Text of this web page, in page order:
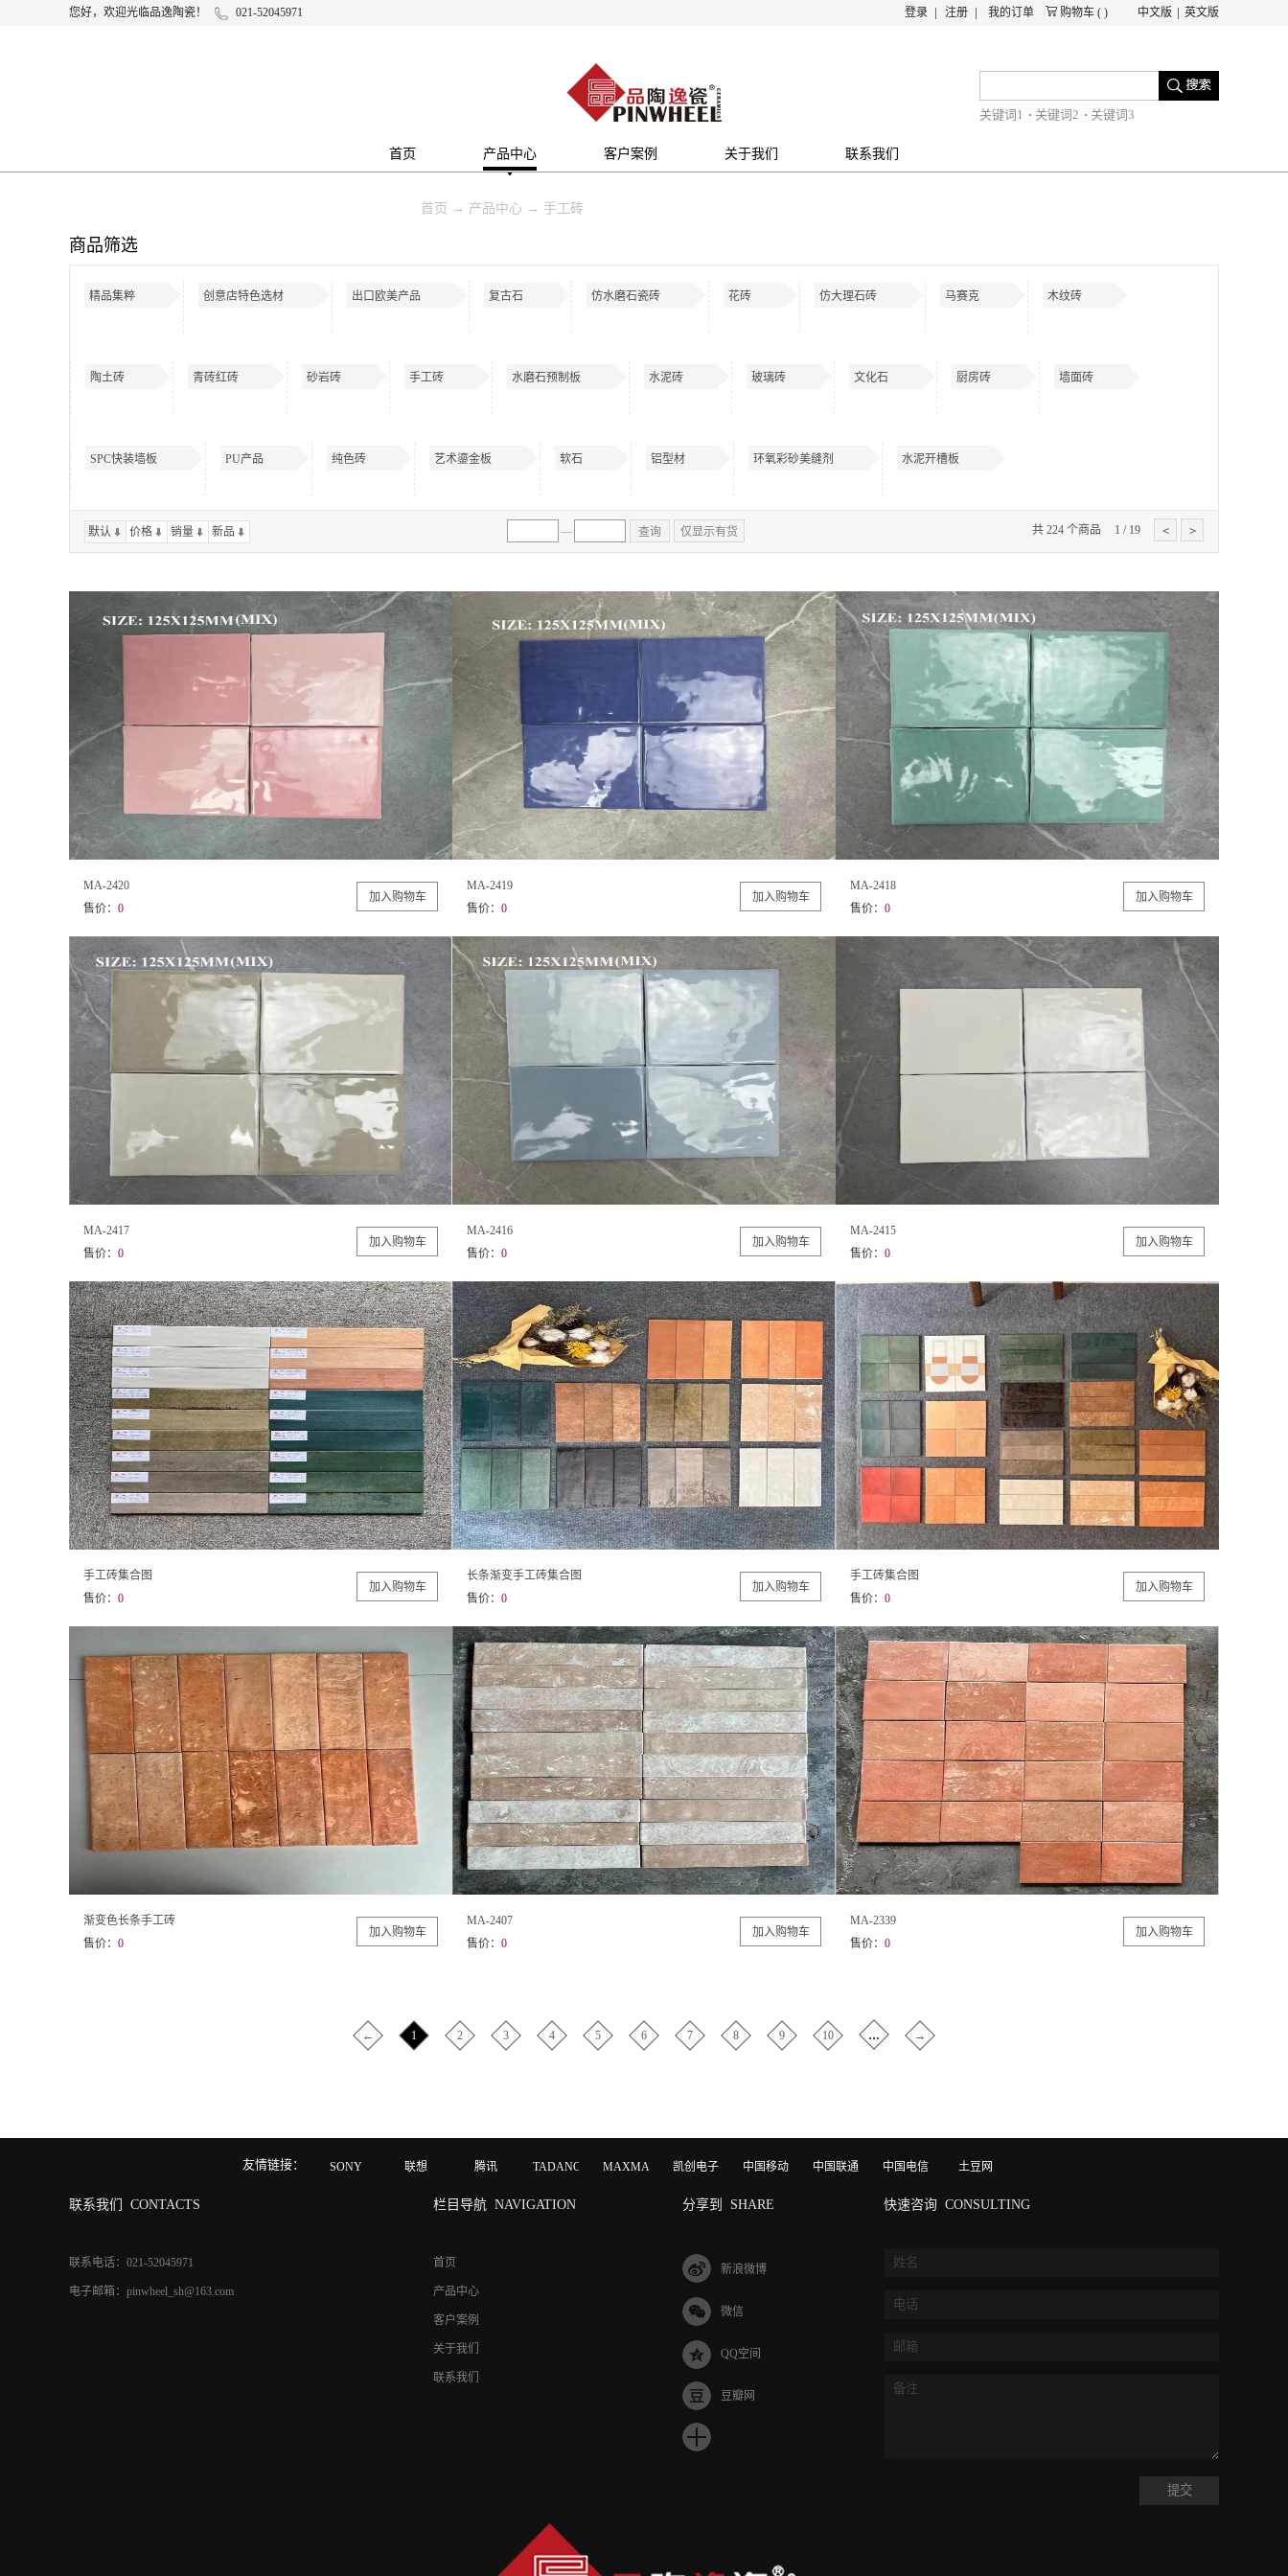
您好，欢迎光临品逸陶瓷！ 021-52045971 中文版 英文版
购物车 ( )
我的订单
登录 注册
关键词1 关键词2 关键词3
首页 产品中心 客户案例 关于我们 联系我们
首页 → 产品中心 → 手工砖
商品筛选
精品集粹 创意店特色选材 出口欧美产品 复古石 仿水磨石瓷砖 花砖 仿大理石砖 马赛克 木纹砖
陶土砖 青砖红砖 砂岩砖 手工砖 水磨石预制板 水泥砖 玻璃砖 文化石 厨房砖 墙面砖
SPC快装墙板 PU产品 纯色砖 艺术鎏金板 软石 铝型材 环氧彩砂美缝剂 水泥开槽板
默认 价格 销量 新品 — 查询 仅显示有货 共 224 个商品 1 / 19 >
<
MA-2420
售价： 0
MA-2419
售价： 0
MA-2418
售价： 0
MA-2417
售价： 0
MA-2416
售价： 0
MA-2415
售价： 0
手工砖集合图
售价： 0
长条渐变手工砖集合图
售价： 0
手工砖集合图
售价： 0
渐变色长条手工砖
售价： 0
MA-2407
售价： 0
MA-2339
售价： 0
← 1 2 3 4 5 6 7 8 9 10 ... →
友情链接： SONY 联想 腾讯 TADANO MAXMAGIC 凯创电子 中国移动 中国联通 中国电信 土豆网
联系我们 CONTACTS
联系电话：021-52045971
电子邮箱：pinwheel_sh@163.com
栏目导航 NAVIGATION
首页
产品中心
客户案例
关于我们
联系我们
分享到 SHARE
新浪微博
微信
QQ空间
豆瓣网
快速咨询 CONSULTING